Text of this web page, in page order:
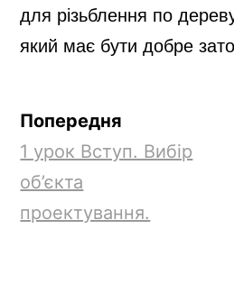
для різьблення по
який має бути добре
Попередня
1 урок Вступ. Вибір
об’єкта
проектування.
Останні коментарі
Olgaдо 8 урок
оздоблення деталей
Marina1305@
18 урок
малюнок можна
12 урок Які